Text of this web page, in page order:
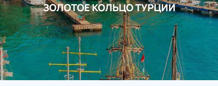
ЗОЛОТОЕ КОЛЬЦО ТУРЦИИ